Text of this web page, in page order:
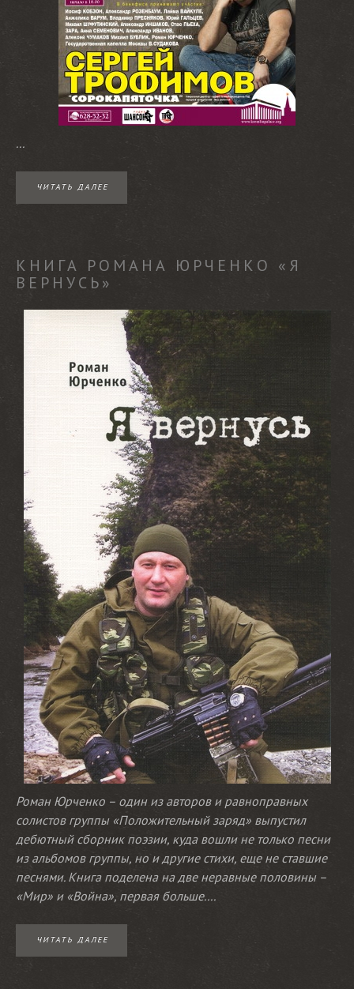
...
ЧИТАТЬ ДАЛЕЕ
КНИГА РОМАНА ЮРЧЕНКО «Я
ВЕРНУСЬ»
Роман Юрченко – один из авторов и равноправных
солистов группы «Положительный заряд» выпустил
дебютный сборник поэзии, куда вошли не только песни
из альбомов группы, но и другие стихи, еще не ставшие
песнями. Книга поделена на две неравные половины –
«Мир» и «Война», первая больше....
ЧИТАТЬ ДАЛЕЕ